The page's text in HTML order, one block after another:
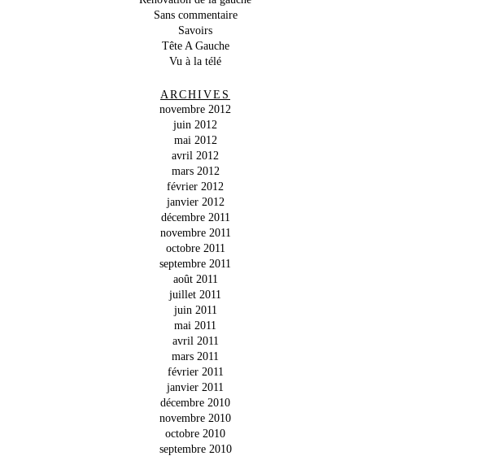
Sans commentaire
Savoirs
Tête A Gauche
Vu à la télé
ARCHIVES
novembre 2012
juin 2012
mai 2012
avril 2012
mars 2012
février 2012
janvier 2012
décembre 2011
novembre 2011
octobre 2011
septembre 2011
août 2011
juillet 2011
juin 2011
mai 2011
avril 2011
mars 2011
février 2011
janvier 2011
décembre 2010
novembre 2010
octobre 2010
septembre 2010